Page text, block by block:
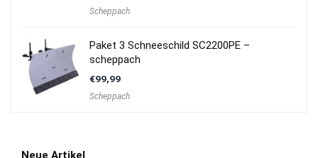
Scheppach
Paket 3 Schneeschild SC2200PE –
scheppach
€99,99
Scheppach
Neue Artikel